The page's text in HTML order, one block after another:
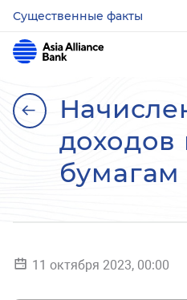
Существенные факты
11 октября 2023, 00:00